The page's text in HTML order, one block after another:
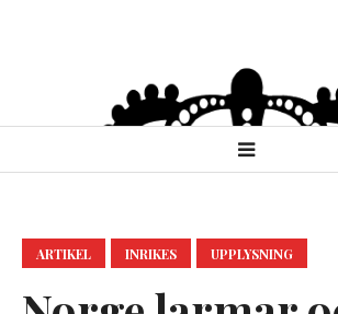
ARTIKEL INRIKES UPPLYSNING